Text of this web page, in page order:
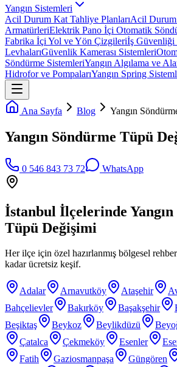
Yangın Sistemleri
Acil Durum Kat Tahliye PlanlarıAcil
ArmatürleriElektrik Pano İçi Otomatik
Fabrika İçi Yol ve Yön Çizgileriİş Güvenliği
LevhalarıGüvenlik Kamerası Sistemleri
Söndürme SistemleriYangın Algılama ve
Hidrofor ve PompalarıYangın Spring
Ana Sayfa Blog Yangın
Yangın Söndürme Tüpü
0 546 843 73 72 WhatsApp
İstanbul İlçelerinde
Tüpü Değişimi
Her ilçe için özel hazırlanmış bölgesel
kadar ücretsiz keşif.
Adalar Arnavutköy Ataşehir
Bahçelievler
Bakırköy Başakşehir
Beşiktaş
Beykoz Beylikdüzü
Çatalca
Çekmeköy Esenler
Fatih
Gaziosmanpaşa Güngören